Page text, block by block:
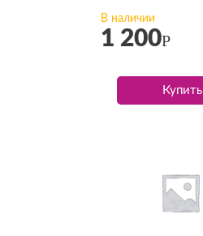
В наличии
1 200Р
Купить